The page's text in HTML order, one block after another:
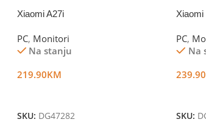
Xiaomi A27i
PC, Monitori
Na stanju
219.90KM
SKU: DG47282
Xiaomi
PC,
Na
239.90
SKU: